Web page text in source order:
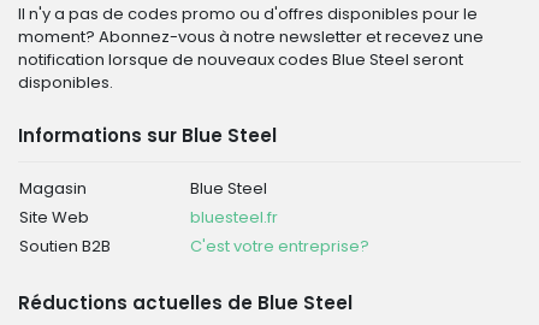
Il n'y a pas de codes promo ou d'offres disponibles pour le
moment? Abonnez-vous à notre newsletter et recevez une
notification lorsque de nouveaux codes Blue Steel seront
disponibles.
Informations sur Blue Steel
Magasin
Blue Steel
Site Web
bluesteel.fr
Soutien B2B
C'est votre entreprise?
Réductions actuelles de Blue Steel